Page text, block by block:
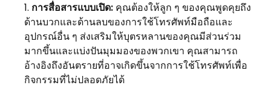
การสื่อสารแบบเปิด: คุณต้องให้ลูก ๆ ของคุณพูดคุยถึง
ด้านบวกและด้านลบของการใช้โทรศัพท์มือถือและ
อุปกรณ์อื่น ๆ ส่งเสริมให้บุตรหลานของคุณมีส่วนร่วม
มากขึ้นและแบ่งปันมุมมองของพวกเขา คุณสามารถ
อ้างอิงถึงอันตรายที่อาจเกิดขึ้นจากการใช้โทรศัพท์เพื่อ
กิจกรรมที่ไม่ปลอดภัยได้